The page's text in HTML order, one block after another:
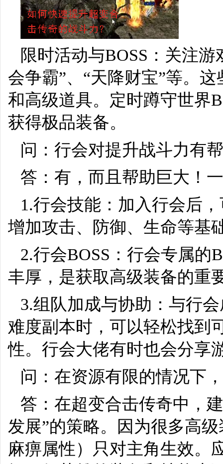
限时活动与BOSS：关注
会争霸”、“天降财宝”等。
和高级道具。定时蹲守世界
获得极品装备。
问：行会对提升战斗力有
答：有，而且帮助巨大！
1.行会技能：加入行会后
增加攻击、防御、生命等基
2.行会BOSS：行会专属的
丰厚，是获取高级装备的重
3.组队加成与协助：与行
难度副本时，可以轻松找到
性。行会大佬有时也会分享
问：在资源有限的情况下
答：在超变合击传奇中，
发展”的策略。因为很多高
麻痹属性）只对主角生效。